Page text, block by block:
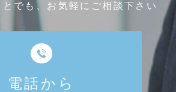
でも、お気軽にご相談下さい
電話から